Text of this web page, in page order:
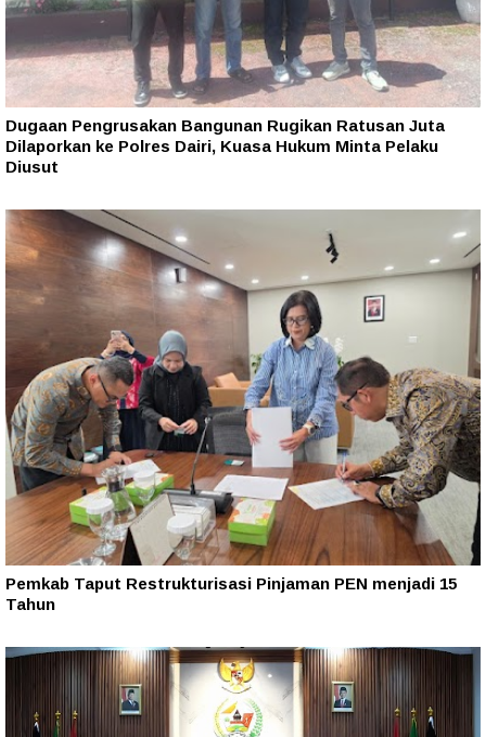
Dugaan Pengrusakan Bangunan Rugikan Ratusan Juta
Dilaporkan ke Polres Dairi, Kuasa Hukum Minta Pelaku
Diusut
Pemkab Taput Restrukturisasi Pinjaman PEN menjadi 15
Tahun‎